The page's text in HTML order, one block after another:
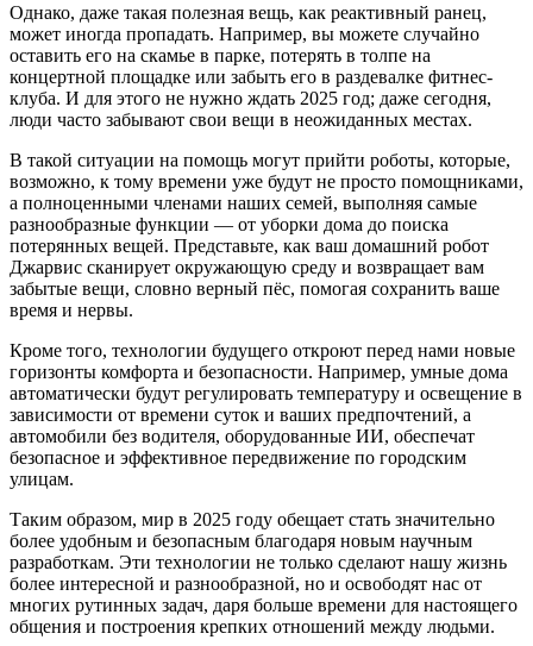
Однако, даже такая полезная вещь, как реактивный ранец,
может иногда пропадать. Например, вы можете случайно
оставить его на скамье в парке, потерять в толпе на
концертной площадке или забыть его в раздевалке фитнес-
клуба. И для этого не нужно ждать 2025 год; даже сегодня,
люди часто забывают свои вещи в неожиданных местах.
В такой ситуации на помощь могут прийти роботы, которые,
возможно, к тому времени уже будут не просто помощниками,
а полноценными членами наших семей, выполняя самые
разнообразные функции — от уборки дома до поиска
потерянных вещей. Представьте, как ваш домашний робот
Джарвис сканирует окружающую среду и возвращает вам
забытые вещи, словно верный пёс, помогая сохранить ваше
время и нервы.
Кроме того, технологии будущего откроют перед нами новые
горизонты комфорта и безопасности. Например, умные дома
автоматически будут регулировать температуру и освещение в
зависимости от времени суток и ваших предпочтений, а
автомобили без водителя, оборудованные ИИ, обеспечат
безопасное и эффективное передвижение по городским
улицам.
Таким образом, мир в 2025 году обещает стать значительно
более удобным и безопасным благодаря новым научным
разработкам. Эти технологии не только сделают нашу жизнь
более интересной и разнообразной, но и освободят нас от
многих рутинных задач, даря больше времени для настоящего
общения и построения крепких отношений между людьми.